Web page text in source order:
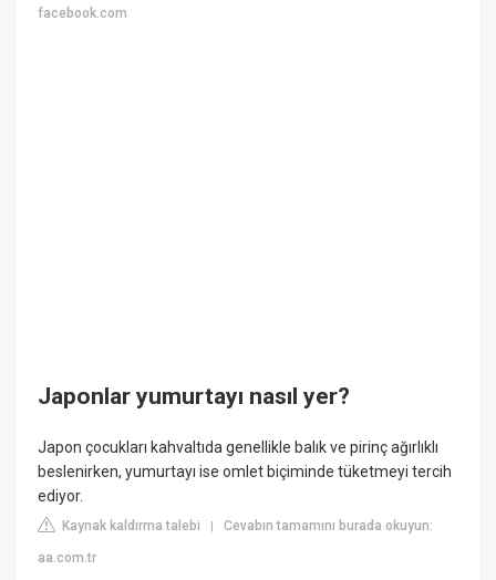
facebook.com
Japonlar yumurtayı nasıl yer?
Japon çocukları kahvaltıda genellikle balık ve pirinç ağırlıklı
beslenirken, yumurtayı ise omlet biçiminde tüketmeyi tercih
ediyor.
Kaynak kaldırma talebi |Cevabın tamamını burada okuyun:
aa.com.tr